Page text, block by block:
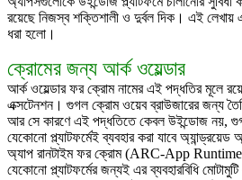
রয়েছে নিজস্ব শক্তিশালী ও দুর্বল দিক। এই
ধরা হলো।
ক্রোমের জন্য আর্ক ওয়েল্ডার
আর্ক ওয়েল্ডার ফর ক্রোম নামের এই পদ্ধতির মূলে
এক্সটেনশন। গুগল ক্রোম ওয়েব ব্রাউজারের জন্য
আর সে কারণে এই পদ্ধতিতে কেবল উইন্ডোজ নয়,
যেকোনো প্ল্যাটফর্মেই ব্যবহার করা যাবে
অ্যাপ রানটাইম ফর ক্রোম (ARC-App
যেকোনো প্ল্যাটফর্মের জন্যই এর ব্যবহারবিধি